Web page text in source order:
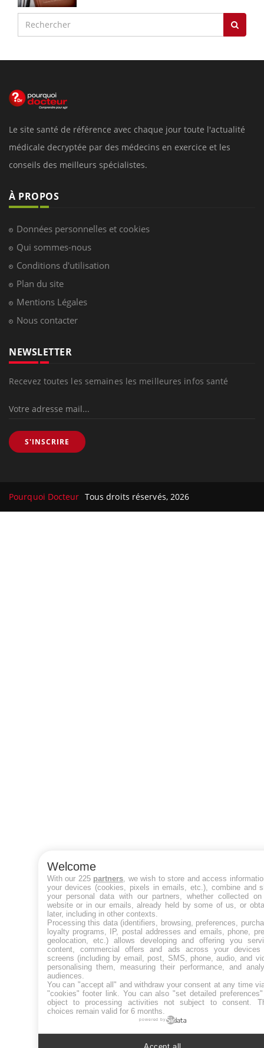
Le site santé de référence avec chaque jour toute l'actualité
médicale decryptée par des médecins en exercice et les
conseils des meilleurs spécialistes.
À PROPOS
Données personnelles et cookies
Qui sommes-nous
Conditions d'utilisation
Plan du site
Mentions Légales
Nous contacter
NEWSLETTER
Recevez toutes les semaines les meilleures infos santé
S'INSCRIRE
Pourquoi Docteur Tous droits réservés, 2026
Welcome
With our 225 partners , we wish to store and access
your devices (cookies, pixels in emails, etc.), combine and
your personal data with our partners, whether collected
website or in our emails, already held by some of us, or
later, including in other contexts.
Processing this data (identifiers, browsing, preferences,
loyalty programs, IP, postal addresses and emails, phone,
geolocation, etc.) allows developing and offering you
content, commercial offers and ads across your devices
screens (including by email, post, SMS, phone, audio, and
personalising them, measuring their performance, and
audiences.
You can "accept all" and withdraw your consent at any time
"cookies" footer link . You can also "set detailed
object to processing activities not subject to consent.
choices remain valid for 6 months.
powered by
Accept all